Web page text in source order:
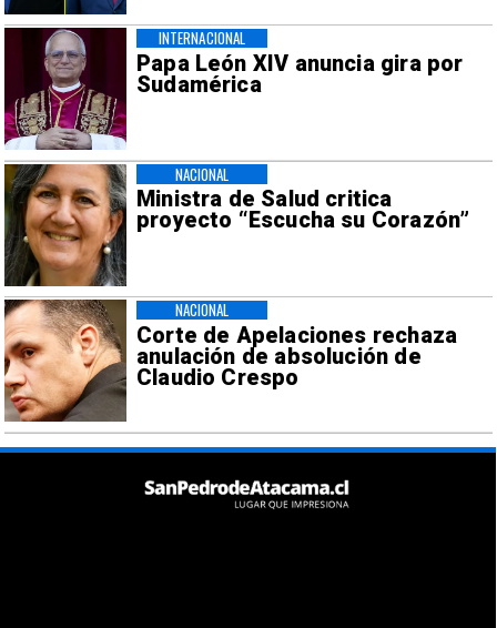
Papa León XIV anuncia gira por
Sudamérica
INTERNACIONAL
Ministra de Salud critica
proyecto “Escucha su Corazón”
NACIONAL
Corte de Apelaciones rechaza
anulación de absolución de
Claudio Crespo
NACIONAL